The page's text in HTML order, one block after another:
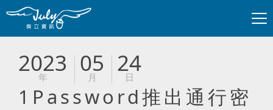
2023
年 05
月 24
日
1Password推出通行密